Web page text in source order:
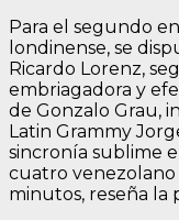
Para el segundo
londinense, se
Ricardo Lorenz,
embriagadora y
de Gonzalo Grau,
Latin Grammy
sincronía sublime
cuatro venezolano
minutos, reseña la